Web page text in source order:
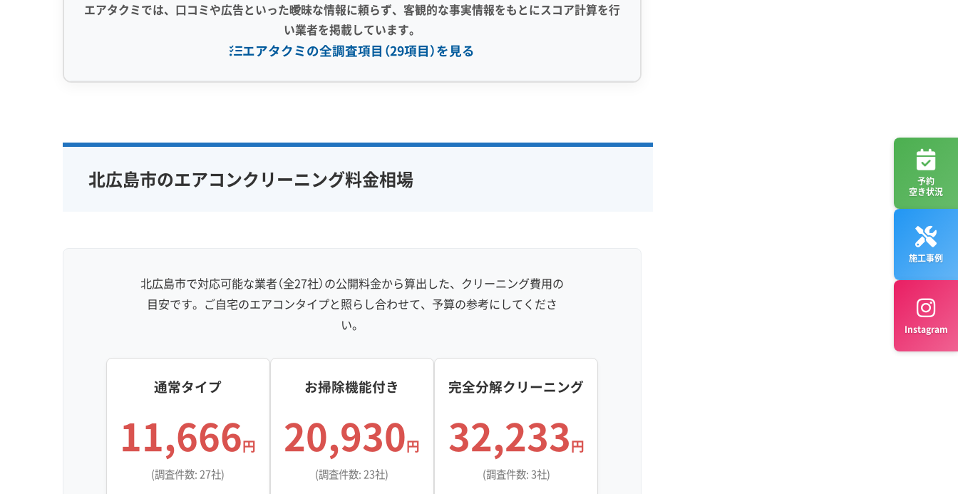
エアタクミでは、口コミや広告といった曖昧な情報に頼らず、客観的な事実情報をもとにスコア計算を行
い業者を掲載しています。
エアタクミの全調査項目（29項目）を見る
完全分解洗浄
部分クリーニング
家庭用エアコン
業務用エアコン
保証付き
アフターフォロー
アレルギー対策
ハウスダスト除去
定額料金 複数台割引
初回割引
※項目にカーソルを合わせると詳細な説明が表示されます。
北広島市のエアコンクリーニング料金相場
北広島市で対応可能な業者（全27社）の公開料金から算出した、クリーニング費用の
目安です。ご自宅のエアコンタイプと照らし合わせて、予算の参考にしてくださ
い。
通常タイプ
11,666円
(調査件数: 27社)
お掃除機能付き
20,930円
(調査件数: 23社)
完全分解クリーニング
32,233円
(調査件数: 3社)
予約
空き状況
施工事例
Instagram